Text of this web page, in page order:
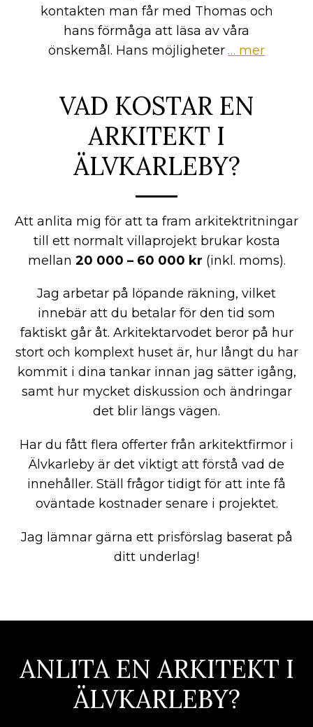
kontakten man får med Thomas och
hans förmåga att läsa av våra
önskemål. Hans möjligheter … mer
VAD KOSTAR EN
ARKITEKT I
ÄLVKARLEBY?
Att anlita mig för att ta fram arkitektritningar
till ett normalt villaprojekt brukar kosta
mellan 20 000 – 60 000 kr (inkl. moms).
Jag arbetar på löpande räkning, vilket
innebär att du betalar för den tid som
faktiskt går åt. Arkitektarvodet beror på hur
stort och komplext huset är, hur långt du har
kommit i dina tankar innan jag sätter igång,
samt hur mycket diskussion och ändringar
det blir längs vägen.
Har du fått flera offerter från arkitektfirmor i
Älvkarleby är det viktigt att förstå vad de
innehåller. Ställ frågor tidigt för att inte få
oväntade kostnader senare i projektet.
Jag lämnar gärna ett prisförslag baserat på
ditt underlag!
ANLITA EN ARKITEKT I
ÄLVKARLEBY?